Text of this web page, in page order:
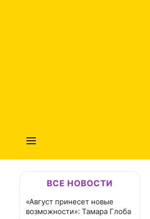
ВСЕ НОВОСТИ
«Август принесет новые
возможности»: Тамара Глоба